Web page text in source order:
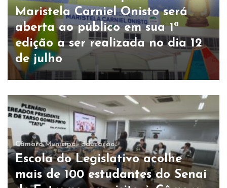
Maristela Carniel Onisto será
aberta ao público em sua 1ª
edição a ser realizada no dia 12
de julho
Câmara Municipal Educação
Escola do Legislativo acolhe
mais de 100 estudantes do Senai